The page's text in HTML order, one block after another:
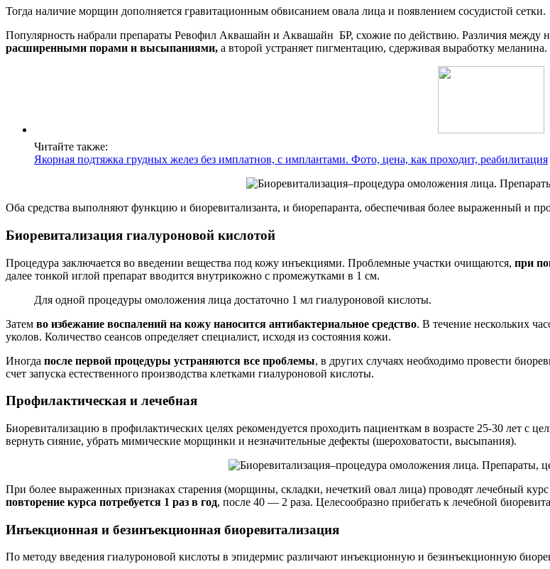
Тогда наличие морщин дополняется гравитационным обвисанием овала лица и появлением сосудистой сетки.
Популярность набрали препараты Ревофил Аквашайн и Аквашайн БР, схожие по действию. Различия между
расширенными порами и высыпаниями, а второй устраняет пигментацию, сдерживая выработку меланина.
Читайте также:
Якорная подтяжка грудных желез без имплатнов, с имплантами. Фото, цена, как проходит, реабилитация
Оба средства выполняют функцию и биоревитализанта, и биорепаранта, обеспечивая более выраженный и
Биоревитализация гиалуроновой кислотой
Процедура заключается во введении вещества под кожу инъекциями. Проблемные участки очищаются, при
далее тонкой иглой препарат вводится внутрикожно с промежутками в 1 см.
Для одной процедуры омоложения лица достаточно 1 мл гиалуроновой кислоты.
Затем во избежание воспалений на кожу наносится антибактериальное средство. В течение нескольких
уколов. Количество сеансов определяет специалист, исходя из состояния кожи.
Иногда после первой процедуры устраняются все проблемы, в других случаях необходимо провести
счет запуска естественного производства клетками гиалуроновой кислоты.
Профилактическая и лечебная
Биоревитализацию в профилактических целях рекомендуется проходить пациенткам в возрасте 25-30 лет с
вернуть сияние, убрать мимические морщинки и незначительные дефекты (шероховатости, высыпания).
При более выраженных признаках старения (морщины, складки, нечеткий овал лица) проводят лечебный
повторение курса потребуется 1 раз в год, после 40 — 2 раза. Целесообразно прибегать к лечебной
Инъекционная и безинъекционная биоревитализация
По методу введения гиалуроновой кислоты в эпидермис различают инъекционную и безинъекционную